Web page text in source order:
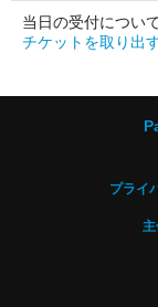
当日の受付につい
チケットを取り出
プライ